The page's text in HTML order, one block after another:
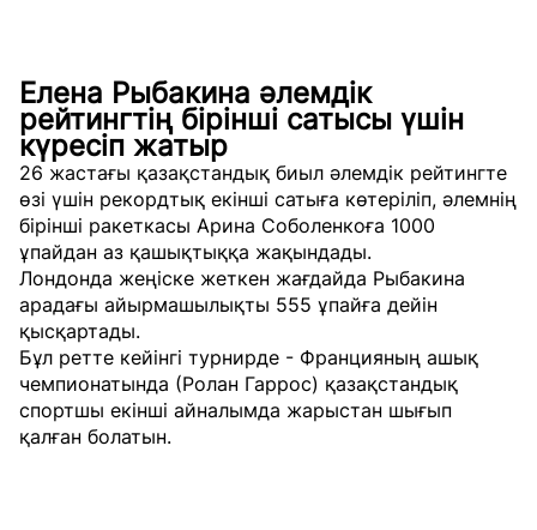
Елена Рыбакина әлемдік
рейтингтің бірінші сатысы үшін
күресіп жатыр
26 жастағы қазақстандық биыл әлемдік рейтингте
өзі үшін рекордтық екінші сатыға көтеріліп, әлемнің
бірінші ракеткасы Арина Соболенкоға 1000
ұпайдан аз қашықтыққа жақындады.
Лондонда жеңіске жеткен жағдайда Рыбакина
арадағы айырмашылықты 555 ұпайға дейін
қысқартады.
Бұл ретте кейінгі турнирде - Францияның ашық
чемпионатында (Ролан Гаррос) қазақстандық
спортшы екінші айналымда жарыстан шығып
қалған болатын.